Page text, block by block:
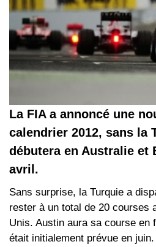
La FIA a annoncé une
calendrier 2012, sans la
débutera en Australie et
avril.
Sans surprise, la Turquie a
rester à un total de 20 courses
Unis. Austin aura sa course en
était initialement prévue en juin.